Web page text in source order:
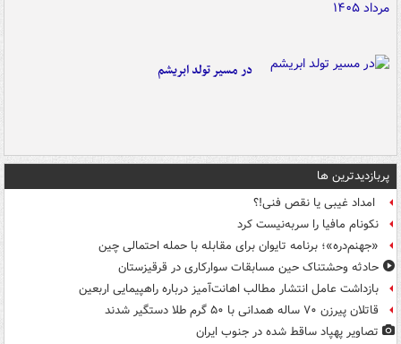
در مسیر تولد ابریشم
پربازدیدترین ها
امداد غیبی یا نقص فنی!؟
نکونام مافیا را سربه‌نیست کرد
«جهنم‌دره»؛ برنامه تایوان برای مقابله با حمله احتمالی چین
حادثه وحشتناک حین مسابقات سوارکاری در قرقیزستان
بازداشت عامل انتشار مطالب اهانت‌آمیز درباره راهپیمایی اربعین
قاتلان پیرزن ۷۰ ساله همدانی با ۵۰ گرم طلا دستگیر شدند
تصاویر پهپاد ساقط شده در جنوب ایران